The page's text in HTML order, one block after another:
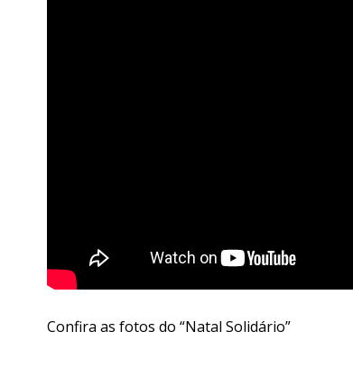
Confira as fotos do “Natal Solidário”